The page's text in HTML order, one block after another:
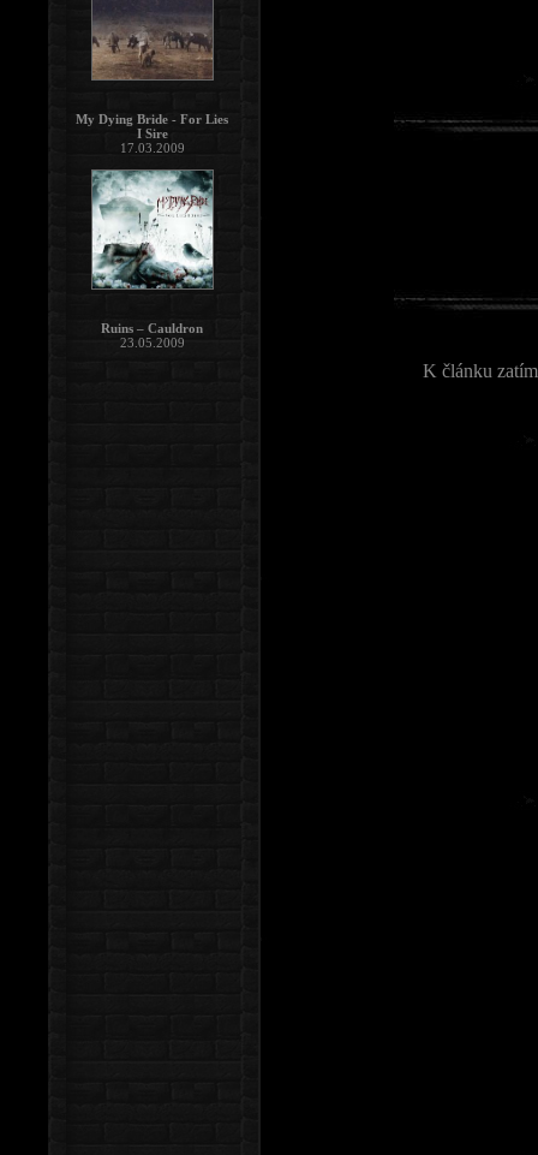
K článku
My Dying Bride - For Lies
I Sire
17.03.2009
Ruins – Cauldron
23.05.2009